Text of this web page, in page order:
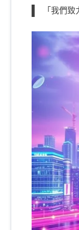
「我們